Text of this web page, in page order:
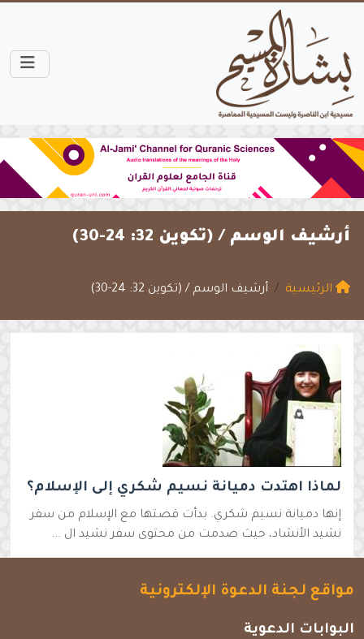
أرشيف الوسم / (تكوين 32: 24-30)
الرئيسية أرشيف الوسم / (تكوين 32: 24-30)
لماذا اهتدت دميانة نسيم شكري إلى الإسلام؟
إنها دميانة نسيم شكري. بدأت قصتها مع الإسلام من سفر
نشيد الأنشاد، حيث صدمت من محتوى سفر نشيد ال ...
مواقع لجنة الدعوة الإلكترونية
البوابات الدعوية